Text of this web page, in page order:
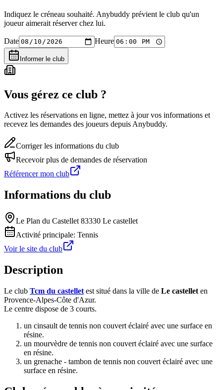
Indiquez le créneau souhaité. Anybuddy prévient le club qu'un
joueur aimerait réserver chez lui.
Date Heure
Informer le club
Vous gérez ce club ?
Activez les réservations en ligne, mettez à jour vos informations et
recevez les demandes des joueurs depuis Anybuddy.
Corriger les informations du club
Recevoir plus de demandes de réservation
Référencer mon club
Informations du club
Le Plan du Castellet 83330 Le castellet
Activité principale: Tennis
Voir le site du club
Description
Le club Tcm du castellet est situé dans la ville de Le castellet en
Provence-Alpes-Côte d'Azur.
Le centre dispose de 3 courts.
un cinsault de tennis non couvert éclairé avec une surface en
résine.
un mourvèdre de tennis non couvert éclairé avec une surface
en résine.
un grenache - tambon de tennis non couvert éclairé avec une
surface en résine.